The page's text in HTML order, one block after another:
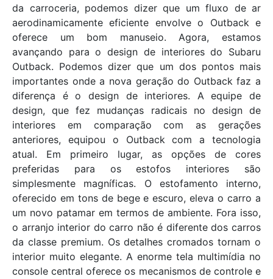
da carroceria, podemos dizer que um fluxo de ar
aerodinamicamente eficiente envolve o Outback e
oferece um bom manuseio. Agora, estamos
avançando para o design de interiores do Subaru
Outback. Podemos dizer que um dos pontos mais
importantes onde a nova geração do Outback faz a
diferença é o design de interiores. A equipe de
design, que fez mudanças radicais no design de
interiores em comparação com as gerações
anteriores, equipou o Outback com a tecnologia
atual. Em primeiro lugar, as opções de cores
preferidas para os estofos interiores são
simplesmente magníficas. O estofamento interno,
oferecido em tons de bege e escuro, eleva o carro a
um novo patamar em termos de ambiente. Fora isso,
o arranjo interior do carro não é diferente dos carros
da classe premium. Os detalhes cromados tornam o
interior muito elegante. A enorme tela multimídia no
console central oferece os mecanismos de controle e